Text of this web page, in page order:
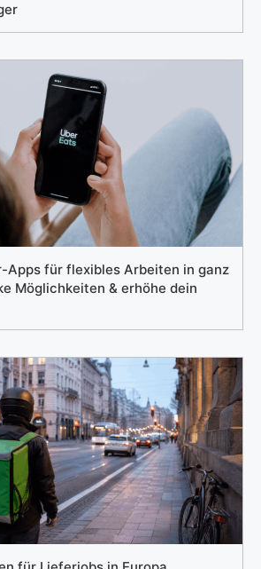
Apps für flexibles Arbeiten in ganz
Möglichkeiten & erhöhe dein